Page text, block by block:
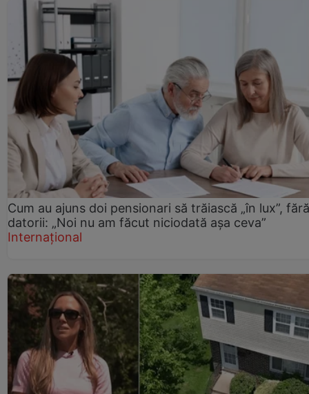
Cum au ajuns doi pensionari să trăiască „în lux”, fără
datorii: „Noi nu am făcut niciodată așa ceva”
Internațional